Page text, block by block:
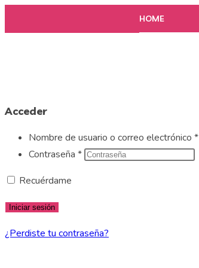
HOME
Acceder
Nombre de usuario o correo electrónico *
Contraseña *
Recuérdame
Iniciar sesión
¿Perdiste tu contraseña?